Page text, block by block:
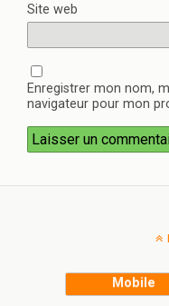
Site web
Enregistrer mon nom,
navigateur pour mon
Mobile